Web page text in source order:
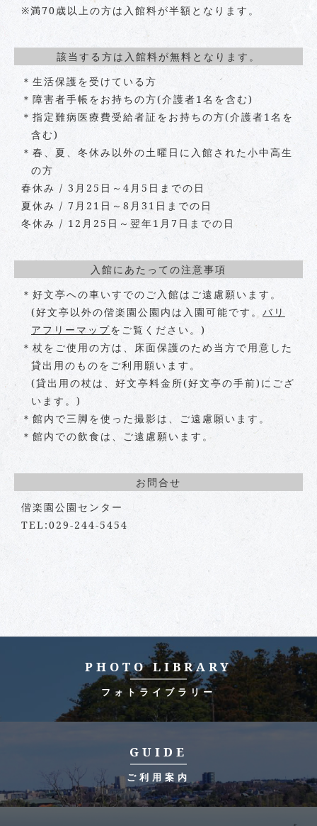
※満70歳以上の方は入館料が半額となります。
該当する方は入館料が無料となります。
＊生活保護を受けている方
＊障害者手帳をお持ちの方(介護者1名を含む)
＊指定難病医療費受給者証をお持ちの方(介護者1名を
含む)
＊春、夏、冬休み以外の土曜日に入館された小中高生
の方
春休み / 3月25日～4月5日までの日
夏休み / 7月21日～8月31日までの日
冬休み / 12月25日～翌年1月7日までの日
入館にあたっての注意事項
＊好文亭への車いすでのご入館はご遠慮願います。
(好文亭以外の偕楽園公園内は入園可能です。 バリ
アフリーマップをご覧ください。)
＊杖をご使用の方は、床面保護のため当方で用意した
貸出用のものをご利用願います。
(貸出用の杖は、好文亭料金所(好文亭の手前)にござ
います。)
＊館内で三脚を使った撮影は、ご遠慮願います。
＊館内での飲食は、ご遠慮願います。
お問合せ
偕楽園公園センター
TEL:029-244-5454
PHOTO LIBRARY
フォトライブラリー
GUIDE
ご利用案内